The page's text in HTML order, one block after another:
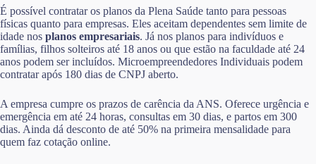
É possível contratar os planos da Plena Saúde tanto para pessoas
físicas quanto para empresas. Eles aceitam dependentes sem limite de
idade nos planos empresariais. Já nos planos para indivíduos e
famílias, filhos solteiros até 18 anos ou que estão na faculdade até 24
anos podem ser incluídos. Microempreendedores Individuais podem
contratar após 180 dias de CNPJ aberto.
A empresa cumpre os prazos de carência da ANS. Oferece urgência e
emergência em até 24 horas, consultas em 30 dias, e partos em 300
dias. Ainda dá desconto de até 50% na primeira mensalidade para
quem faz cotação online.